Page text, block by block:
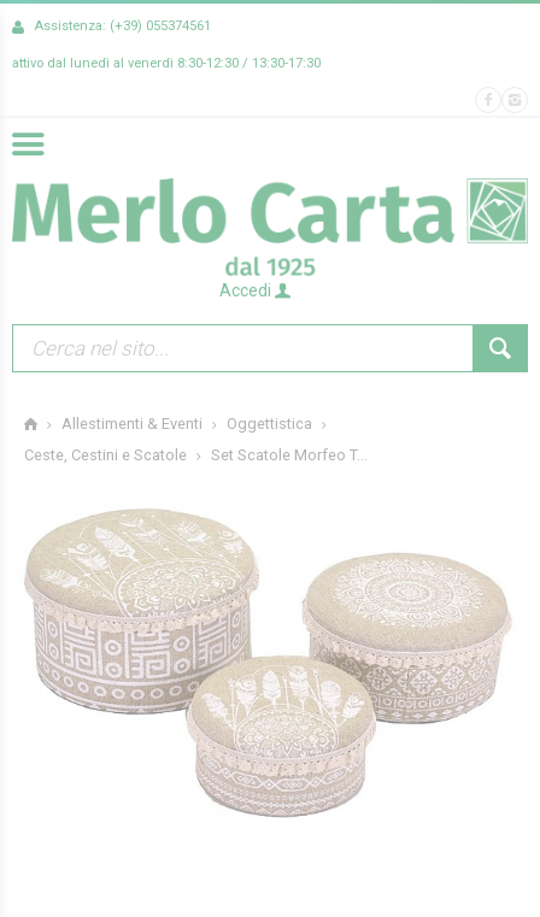
Assistenza: (+39) 055374561
attivo dal lunedì al venerdì 8:30-12:30 / 13:30-17:30
Accedi
Allestimenti & Eventi
Oggettistica
Ceste, Cestini e Scatole
Set Scatole Morfeo T...